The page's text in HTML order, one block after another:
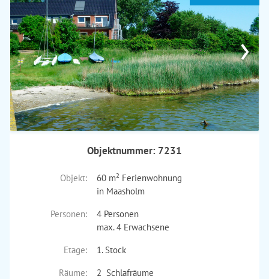
›
Objektnummer: 7231
Objekt:
60 m² Ferienwohnung
in Maasholm
Personen:
4 Personen
max. 4 Erwachsene
Etage:
1. Stock
Räume:
2 Schlafräume